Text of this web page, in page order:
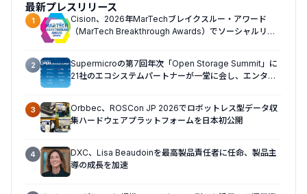
最新プレスリリース
1
Cision、2026年MarTechブレイクスルー・アワード
（MarTech Breakthrough Awards）でソーシャルリス
2
Supermicroの第7回年次「Open Storage Summit」に
21社のエコシステムパートナーが一堂に会し、エンター
3
Orbbec、ROSCon JP 2026でロボットレス型データ収
集ハードウェアプラットフォームを日本初公開
4
DXC、Lisa Beaudoinを最高製品責任者に任命、製品主
導の成長を加速